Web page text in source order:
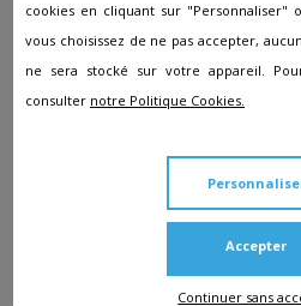
Pompes funèbres à Couilly-pont-
Pompes funèbres à Coulommiers
Pompes funèbres à Courtry
Pompes funèbres à Dammarie-
Pompes funèbres à Dammartin-
cookies en cliquant sur "Personnaliser"
vous choisissez de ne pas accepter,
ne sera stocké sur votre appareil.
consulter notre Politique Cookies.
Continuer sans
Accepter